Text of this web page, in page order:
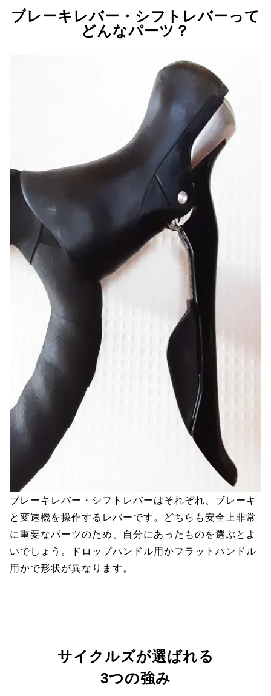
ブレーキレバー・シフトレバーって
どんなパーツ？
ブレーキレバー・シフトレバーはそれぞれ、ブレーキ
と変速機を操作するレバーです。どちらも安全上非常
に重要なパーツのため、自分にあったものを選ぶとよ
いでしょう。ドロップハンドル用かフラットハンドル
用かで形状が異なります。
サイクルズが選ばれる
3つの強み